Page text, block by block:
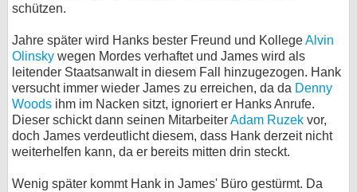
schützen.
Jahre später wird Hanks bester Freund und KollegeAlvin
Olinsky wegen Mordes verhaftet und James wird als
leitender Staatsanwalt in diesem Fall hinzugezogen. Hank
versucht immer wieder James zu erreichen, da da Denny
Woods ihm im Nacken sitzt, ignoriert er Hanks Anrufe.
Dieser schickt dann seinen MitarbeiterAdam Ruzek vor,
doch James verdeutlicht diesem, dass Hank derzeit nicht
weiterhelfen kann, da er bereits mitten drin steckt.
Wenig später kommt Hank in James' Büro gestürmt. Da
Cookie-Einstellungen
Impressum
Desktop-Ansicht
myFanbase